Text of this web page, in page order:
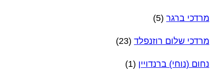
מרדכי ברגר (5)
מרדכי שלום רוזנפלד (23)
נחום (נוחי) ברנדויין (1)